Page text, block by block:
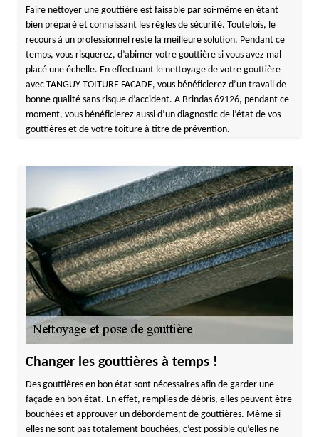
Faire nettoyer une gouttière est faisable par soi-même en étant
bien préparé et connaissant les règles de sécurité. Toutefois, le
recours à un professionnel reste la meilleure solution. Pendant ce
temps, vous risquerez, d’abimer votre gouttière si vous avez mal
placé une échelle. En effectuant le nettoyage de votre gouttière
avec TANGUY TOITURE FACADE, vous bénéficierez d’un travail de
bonne qualité sans risque d’accident. A Brindas 69126, pendant ce
moment, vous bénéficierez aussi d’un diagnostic de l’état de vos
gouttières et de votre toiture à titre de prévention.
Changer les gouttières à temps !
Des gouttières en bon état sont nécessaires afin de garder une
façade en bon état. En effet, remplies de débris, elles peuvent être
bouchées et approuver un débordement de gouttières. Même si
elles ne sont pas totalement bouchées, c’est possible qu’elles ne